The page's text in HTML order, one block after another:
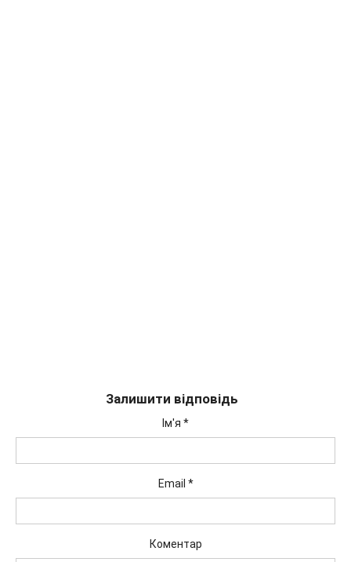
Залишити відповідь
Ім'я *
Email *
Коментар